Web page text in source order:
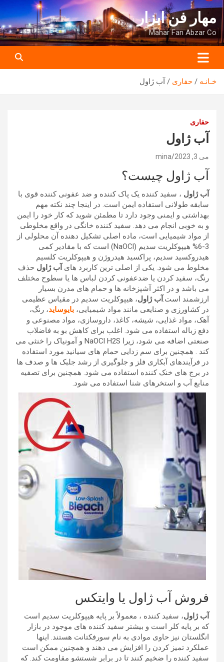
به
محتوا
برویدمهار فن ابزار
Mahar Fan Abzar Co
خـانـه حفاری آب ژاول
حفاری
آب ژاول
می 3, 2023 mina
آب ژاول چیست؟
آب ژاول ، سفید کننده یک پاک کننده و ضد عفونی کننده قوی با
سابقه طولانی استفاده ایمن است. در اینجا چند نکته مهم
بهداشتی و ایمنی وجود دارد تا مطمئن شوید که کار خود را ایمن
و به خوبی انجام می دهد. سفید کننده خانگی در واقع مخلوطی
از مواد شیمیایی است، ماده اصلی تشکیل دهنده آن محلولی از
3-6% هیپوکلریت سدیم (NaOCl) است که با مقادیر کمی
هیدروکسید سدیم، پراکسید هیدروژن و هیپوکلریت کلسیم
مخلوط می شود. یکی از اصلی ترین کاربرد های آب ژاول حذف
رنگ، سفید کردن یا ضدعفونی کردن لباس ها یا سطوح مختلف
می باشد و در اکثر آشپزخانه ها و حمام های مدرن بسیار
ارزشمند است. آب ژاول، هیپوکلریت سدیم در مقیاس عظیمی
در کشاورزی و صنایعی مانند مواد شیمیایی، بایوساید، رنگ،
آهک، مواد غذایی، شیشه، کاغذ، داروسازی، مواد مصنوعی و
دفع زباله استفاده می شود. اغلب برای کاهش بو به فاضلاب
صنعتی اضافه می شود، زیرا NaOCl H2S و آمونیاک را خنثی می
کند . همچنین برای سم زدایی حمام های سیانید مورد استفاده
در فرآیندهای آبکاری فلز و جلوگیری از رشد جلبک ها و صدف ها
در برج های خنک کننده استفاده می شود. همچنین برای تصفیه
منابع آب و استخرهای شنا استفاده می شود.
فروش آب ژاول یا وایتکس
آب ژاول، سفید کننده ، معمولاً بر پایه هیپوکلریت سدیم است
که بر پایه کلر است و بیشتر سفید کننده های موجود در بازار
انگلستان نیز حاوی موادی به نام سورفکتانت هستند. اینها
عملکرد تمیز کردن را افزایش می دهند و همچنین ممکن است
سفید کننده را ضخیم کنند تا در برابر شستشو مقاومت کند. که